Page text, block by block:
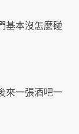
基本沒怎麼碰
來一張酒吧一